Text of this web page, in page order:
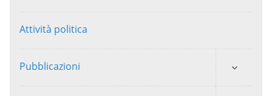
Attività politica
Pubblicazioni